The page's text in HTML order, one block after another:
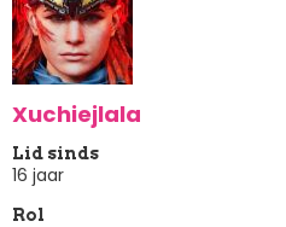
Xuchiejlala
Lid sinds
16 jaar
Rol